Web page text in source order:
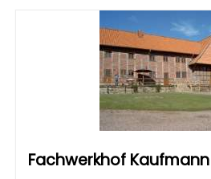
Fachwerkhof Kaufmann